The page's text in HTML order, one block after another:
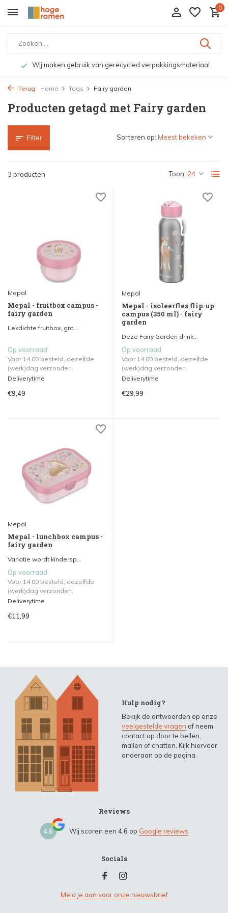
0
Wij maken gebruik van gerecycled verpakkingsmateriaal
Terug Home Tags Fairy garden
Producten getagd met Fairy garden
Filter
3 producten Toon:
Sorteren op:
Mepal
Mepal - fruitbox campus -
fairy garden
Lekdichte fruitbox, gro...
Op voorraad
Voor 14.00 besteld, dezelfde
(werk)dag verzonden.
Deliverytime
€9,49
Mepal
Mepal - isoleerfles flip-up
campus (350 ml) - fairy
garden
Deze Fairy Garden drink...
Op voorraad
Voor 14.00 besteld, dezelfde
(werk)dag verzonden.
Deliverytime
€29,99
Mepal
Mepal - lunchbox campus -
fairy garden
Variatie wordt kindersp...
Op voorraad
Voor 14.00 besteld, dezelfde
(werk)dag verzonden.
Deliverytime
€11,99
Hulp nodig?
Bekijk de antwoorden op onze
veelgestelde vragen of neem
contact op door te bellen,
mailen of chatten. Kijk hiervoor
onderaan op de pagina.
Reviews
4,6 Wij scoren een 4,6 op Google reviews
Socials
Meld je aan voor onze nieuwsbrief